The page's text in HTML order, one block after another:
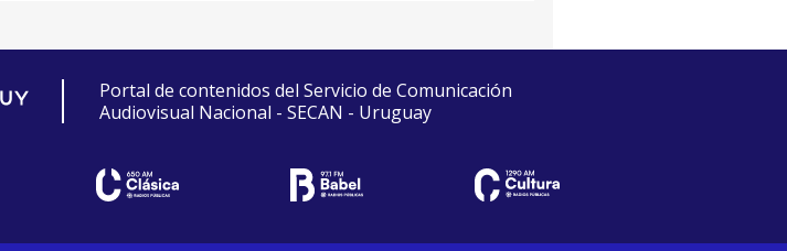
Portal de contenidos del Servicio de Comunicación
Audiovisual Nacional - SECAN - Uruguay